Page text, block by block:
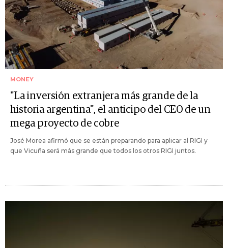
MONEY
"La inversión extranjera más grande de la
historia argentina", el anticipo del CEO de un
mega proyecto de cobre
José Morea afirmó que se están preparando para aplicar al RIGI y
que Vicuña será más grande que todos los otros RIGI juntos.